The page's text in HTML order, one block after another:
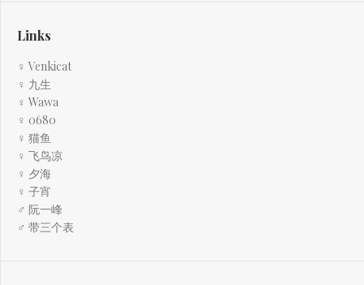
Links
♀ Venkicat
♀ 九生
♀ Wawa
♀ 0680
♀ 猫鱼
♀ 飞鸟凉
♀ 夕海
♀ 子宵
♂ 阮一峰
♂ 带三个表